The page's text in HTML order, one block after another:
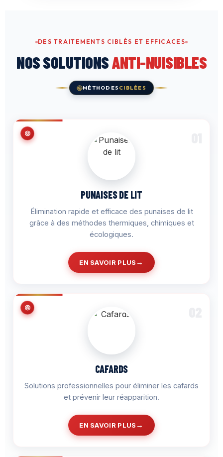
DES TRAITEMENTS CIBLÉS ET EFFICACES
NOS SOLUTIONSANTI-NUISIBLES
MÉTHODES CIBLÉES
PUNAISES DE LIT
Élimination rapide et efficace des punaises de lit
grâce à des méthodes thermiques, chimiques et
écologiques.
EN SAVOIR PLUS
CAFARDS
Solutions professionnelles pour éliminer les cafards
et prévenir leur réapparition.
EN SAVOIR PLUS